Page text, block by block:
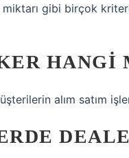
miktarı gibi birçok
HANGI
alım satım